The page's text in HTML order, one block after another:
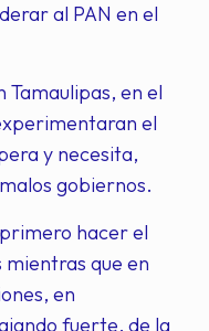
al PAN en el
Tamaulipas, en el
el
y necesita,
gobiernos.
hacer el
mientras que en
en
fuerte, de la